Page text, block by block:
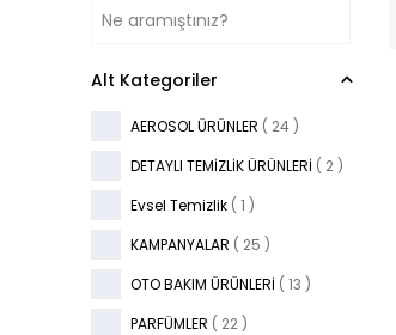
Alt Kategoriler
AEROSOL ÜRÜNLER ( 24 )
DETAYLI TEMİZLİK ÜRÜNLERİ ( 2 )
Evsel Temizlik ( 1 )
KAMPANYALAR ( 25 )
OTO BAKIM ÜRÜNLERİ ( 13 )
PARFÜMLER ( 22 )